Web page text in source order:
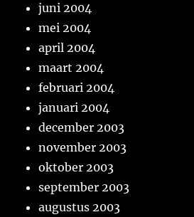
juni 2004
mei 2004
april 2004
maart 2004
februari 2004
januari 2004
december 2003
november 2003
oktober 2003
september 2003
augustus 2003